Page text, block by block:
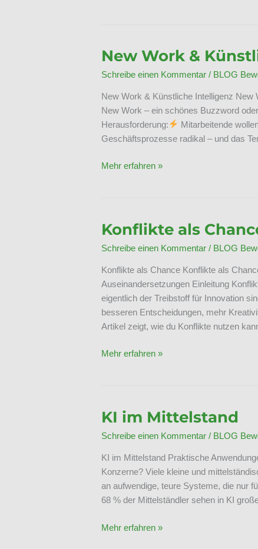
New Work &
Schreibe einen Kommentar / BLOG
New Work & Künstliche Intelligenz New
New Work – ein schönes Buzzword
Herausforderung:
Mitarbeitende
Geschäftsprozesse radikal – und das
New
Intelligenz
Mehr erfahren »
Konflikte als
Schreibe einen Kommentar / BLOG
Konflikte als Chance Konflikte als
Auseinandersetzungen Einleitung
eigentlich der Treibstoff für Innovation
besseren Entscheidungen, mehr
Artikel zeigt, wie du Konflikte nutzen
Konflikte
Mehr erfahren »
KI im Mittelstand
Schreibe einen Kommentar / BLOG
KI im Mittelstand Praktische
Konzerne? Viele kleine und
an aufwendige, teure Systeme, die nur
68 % der Mittelständler sehen in KI
KI
Mehr erfahren »